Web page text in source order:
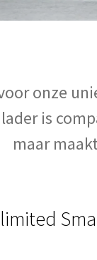
onze
is
maar